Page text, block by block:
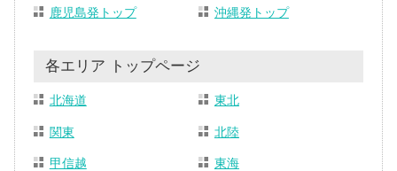
鹿児島発トップ 沖縄発トップ
各エリア トップページ
北海道 東北
関東 北陸
甲信越 東海